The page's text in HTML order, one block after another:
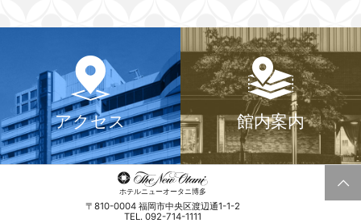
アクセス 館内案内
ホテルニューオータニ博多
〒810-0004 福岡市中央区渡辺通1-1-2
TEL. 092-714-1111